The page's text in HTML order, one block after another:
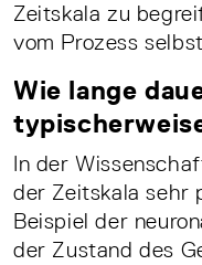
Zeitskala zu
vom Prozess
Wie lange
In der
der Zeitskala sehr
Beispiel der
der Zustand des